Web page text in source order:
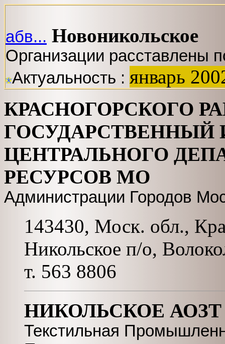
абв... Новоникольское
Организации расставлены
Актуальность : январь
КРАСНОГОРСКОГО
ГОСУДАРСТВЕННЫЙ
ЦЕНТРАЛЬНОГО
РЕСУРСОВ МО
Администрации Городов
143430, Моск. обл.,
Никольское п/о,
т. 563 8806
НИКОЛЬСКОЕ АОЗТ
Текстильная